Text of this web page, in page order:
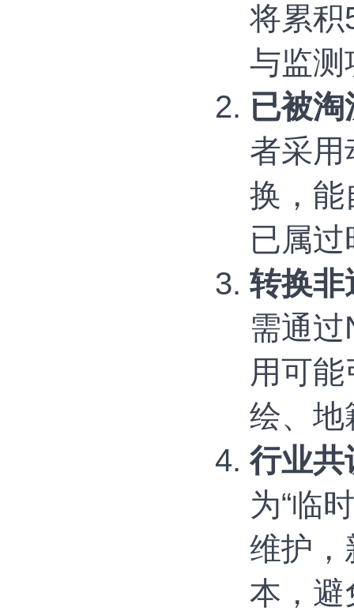
将累积‌
与监测
已被淘
者采用
换，能
已属‌
转换非
需通
用可
绘、地
行业共
为“‌临
维护，
本，避